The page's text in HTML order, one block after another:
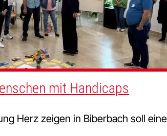
mit Handicaps
Herz zeigen in Biberbach soll